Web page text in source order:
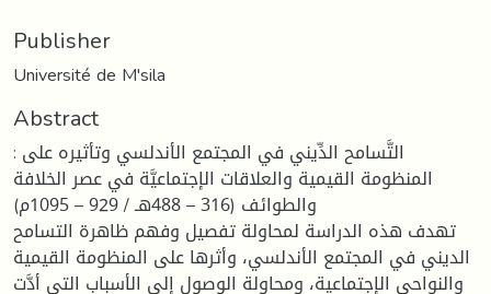
Publisher
Université de M'sila
Abstract
: التَّسامح الدِّيني في المجتمع الأندلسي وتأثيره على
المنظومة القيمية والعلاقات الإجتماعيَّة في عصر الخلافة
والطوائف (316 – 488هـ / 929 – 1095م)
تهدف هذه الدراسة لمحاولة تفصيل وفهم ظاهرة التسامح
الديني في المجتمع الأندلسي، وأثرها على المنظومة القيمية
والنواحي الإجتماعية، ومحاولة الوصول إلى الأسباب التي أدَّت